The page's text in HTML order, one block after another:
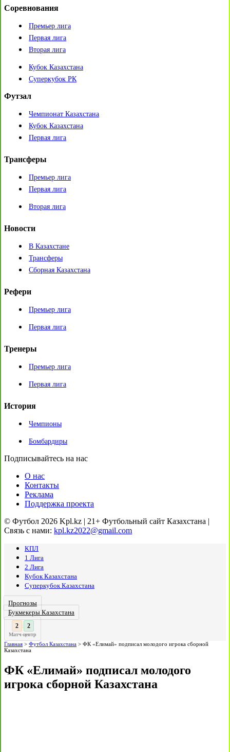
Соревнования
Премьер лига
Первая лига
Вторая лига
Кубок Казахстана
Суперкубок РК
Футзал
Чемпионат Казахстана
Кубок Казахстана
Первая лига
Трансферы
Премьер лига
Первая лига
Вторая лига
Новости
В Казахстане
Трансферы
Сборная Казахстана
Рефери
Премьер лига
Первая лига
Тренеры
Премьер лига
Первая лига
История
Чемпионы
Бомбардиры
Подписывайтесь на нас
О нас
Контакты
Реклама
Поддержка проекта
© Футбол 2026 Kpl.kz | 21+ Футбольный сайт Казахстана |
Связь с нами: kpl.kz2022@gmail.com
КПЛ
1 Лига
2 Лига
Кубок Казахстана
Суперкубок Казахстана
Прогнозы
Букмекеры Казахстана
3 : 2
Матч-центр
Главная > Футбол Казахстана > ФК «Елимай» подписал молодого игрока сборной
Казахстана
ФК «Елимай» подписал молодого
игрока сборной Казахстана